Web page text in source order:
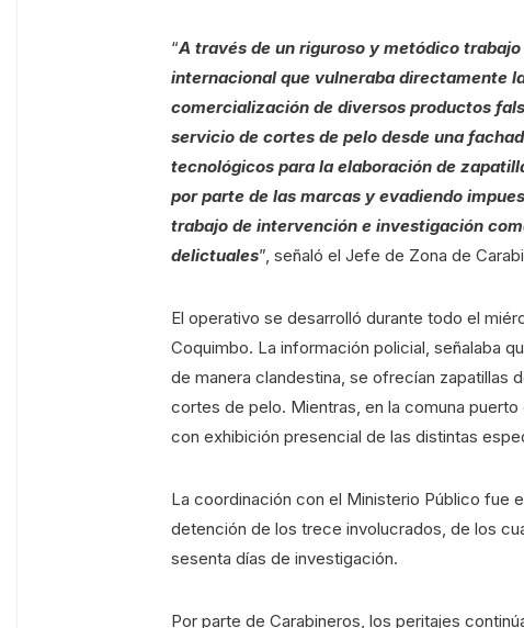
“A través de un riguroso y metódico
internacional que vulneraba directamente
comercialización de diversos productos
servicio de cortes de pelo desde una
tecnológicos para la elaboración de
por parte de las marcas y evadiendo
trabajo de intervención e investigación
delictuales”, señaló el Jefe de Zona de
El operativo se desarrolló durante todo el
Coquimbo. La información policial, señalaba
de manera clandestina, se ofrecían zapatillas
cortes de pelo. Mientras, en la comuna
con exhibición presencial de las distintas
La coordinación con el Ministerio Público fue
detención de los trece involucrados, de los
sesenta días de investigación.
Por parte de Carabineros, los peritajes